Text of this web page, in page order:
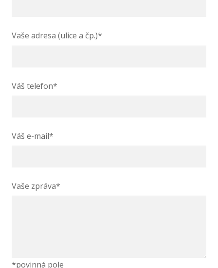
Vaše adresa (ulice a čp.)*
Váš telefon*
Váš e-mail*
Vaše zpráva*
*povinná pole